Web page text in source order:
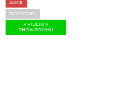
AKCE
DOPRODEJ
K VIDĚNÍ V
SHOWROOMU